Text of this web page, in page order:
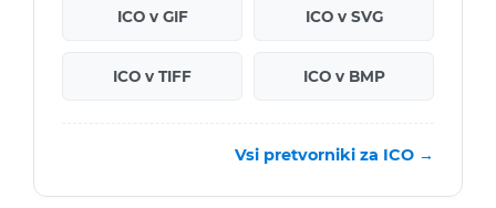
ICO v GIF ICO v SVG
ICO v TIFF ICO v BMP
Vsi pretvorniki za ICO →